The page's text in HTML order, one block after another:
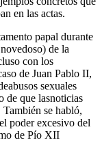
en las actas.
papal durante
de la
con los
de Juan Pablo II,
sexuales
de que lasnoticias
se habló,
poder excesivo del
de Pío XII